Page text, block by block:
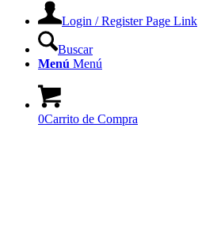
Login / Register Page Link
Buscar
Menú Menú
0Carrito de Compra